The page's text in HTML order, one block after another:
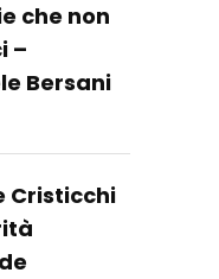
che non
–
Bersani
Cristicchi